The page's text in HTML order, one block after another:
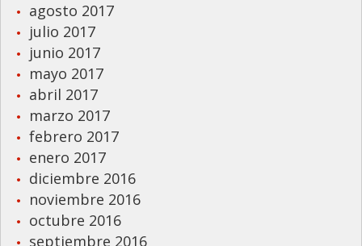
agosto 2017
julio 2017
junio 2017
mayo 2017
abril 2017
marzo 2017
febrero 2017
enero 2017
diciembre 2016
noviembre 2016
octubre 2016
septiembre 2016